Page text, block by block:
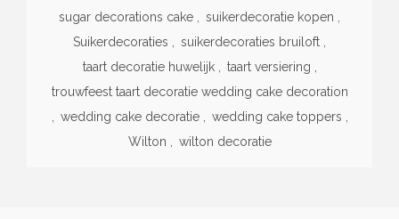
sugar decorations cake
suikerdecoratie kopen
Suikerdecoraties
suikerdecoraties bruiloft
taart decoratie huwelijk
taart versiering
trouwfeest taart decoratie wedding cake decoration
wedding cake decoratie wedding cake toppers
Wilton
wilton decoratie